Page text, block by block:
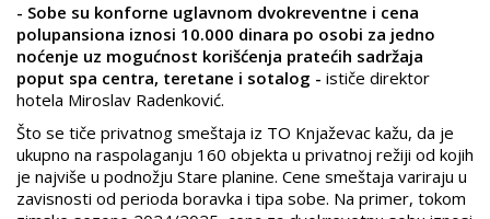
- Sobe su konforne uglavnom dvokreventne i cena
polupansiona iznosi 10.000 dinara po osobi za jedno
noćenje uz mogućnost korišćenja pratećih sadržaja
poput spa centra, teretane i sotalog - ističe direktor
hotela Miroslav Radenković.
Što se tiče privatnog smeštaja iz TO Knjaževac kažu, da je
ukupno na raspolaganju 160 objekta u privatnoj režiji od kojih
je najviše u podnožju Stare planine. Cene smeštaja variraju u
zavisnosti od perioda boravka i tipa sobe. Na primer, tokom